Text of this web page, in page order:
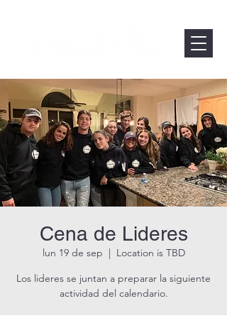
Cena de Lideres
lun 19 de sep
  |
Location is TBD
Los lideres se juntan a preparar la siguiente
actividad del calendario.